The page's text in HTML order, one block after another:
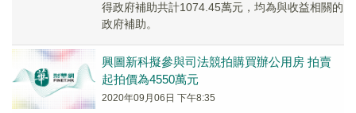
得政府補助共計1074.45萬元，均為與收益相關的
政府補助。
興圖新科擬參與司法競拍購買辦公用房 拍賣
起拍價為4550萬元
2020年09月06日 下午8:35